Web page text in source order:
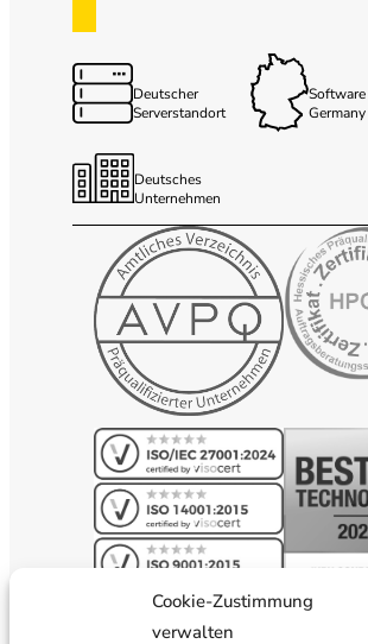
Cookie-Zustimmung
verwalten
Deutscher
Serverstandort
Germany
Deutsches
Unternehmen